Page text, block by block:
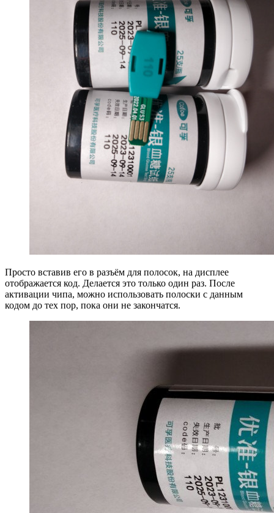
Просто вставив его в разъём для полосок, на дисплее
отображается код. Делается это только один раз. После
активации чипа, можно использовать полоски с данным
кодом до тех пор, пока они не закончатся.